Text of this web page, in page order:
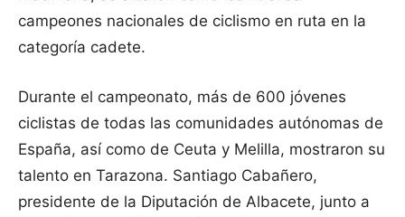
campeones nacionales de ciclismo en ruta en la
categoría cadete.
Durante el campeonato, más de 600 jóvenes
ciclistas de todas las comunidades autónomas de
España, así como de Ceuta y Melilla, mostraron su
talento en Tarazona. Santiago Cabañero,
presidente de la Diputación de Albacete, junto a